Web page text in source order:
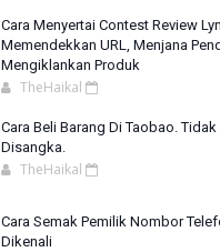
Cara Menyertai Contest Review
Memendekkan URL, Menjana
Mengiklankan Produk
TheHaikal
Cara Beli Barang Di Taobao.
Disangka.
TheHaikal
Cara Semak Pemilik Nombor
Dikenali